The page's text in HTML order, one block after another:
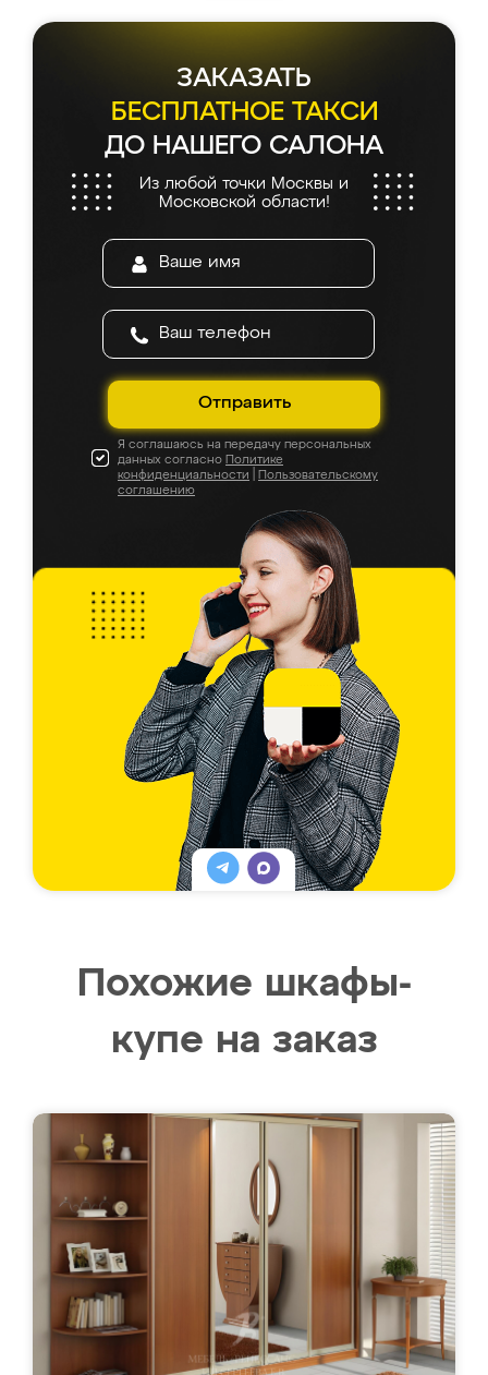
ЗАКАЗАТЬ
БЕСПЛАТНОЕ ТАКСИ
ДО НАШЕГО САЛОНА
Из любой точки Москвы и
Московской области!
Отправить
Я соглашаюсь на передачу персональных
данных согласно Политике
конфиденциальности
Пользовательскому
соглашению
Похожие шкафы-
купе на заказ